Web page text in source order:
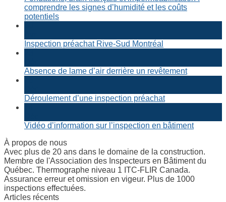
comprendre les signes d’humidité et les coûts
potentiels
Inspection préachat Rive-Sud Montréal
Absence de lame d’air derrière un revêtement
Déroulement d’une inspection préachat
Vidéo d’information sur l’inspection en bâtiment
À propos de nous
Avec plus de 20 ans dans le domaine de la construction.
Membre de l'Association des Inspecteurs en Bâtiment du
Québec. Thermographe niveau 1 ITC-FLIR Canada.
Assurance erreur et omission en vigeur. Plus de 1000
inspections effectuées.
Articles récents